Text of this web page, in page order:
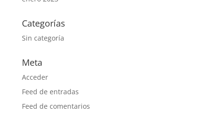
Categorías
Sin categoría
Meta
Acceder
Feed de entradas
Feed de comentarios